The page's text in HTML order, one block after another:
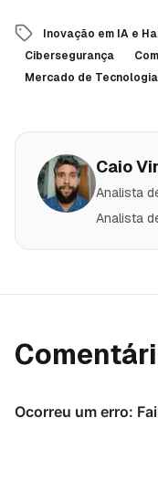
Inovação em IA e
Cibersegurança
Mercado de Tecnologia
Caio
Analista
Analista